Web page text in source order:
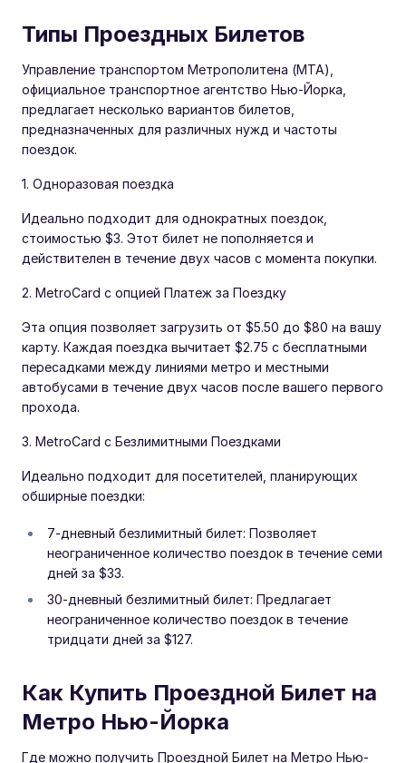
Типы Проездных Билетов
Управление транспортом Метрополитена (MTA),
официальное транспортное агентство Нью-Йорка,
предлагает несколько вариантов билетов,
предназначенных для различных нужд и частоты
поездок.
1. Одноразовая поездка
Идеально подходит для однократных поездок,
стоимостью $3. Этот билет не пополняется и
действителен в течение двух часов с момента покупки.
2. MetroCard с опцией Платеж за Поездку
Эта опция позволяет загрузить от $5.50 до $80 на вашу
карту. Каждая поездка вычитает $2.75 с бесплатными
пересадками между линиями метро и местными
автобусами в течение двух часов после вашего первого
прохода.
3. MetroCard с Безлимитными Поездками
Идеально подходит для посетителей, планирующих
обширные поездки:
7-дневный безлимитный билет: Позволяет
неограниченное количество поездок в течение семи
дней за $33.
30-дневный безлимитный билет: Предлагает
неограниченное количество поездок в течение
тридцати дней за $127.
Как Купить Проездной Билет на
Метро Нью-Йорка
Где можно получить Проездной Билет на Метро Нью-